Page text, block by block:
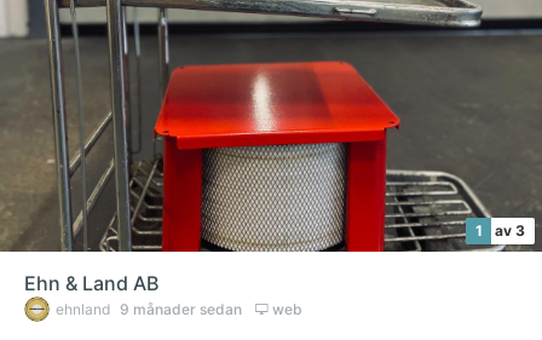
1 av 3
Ehn & Land AB
ehnland 9 månader sedan web